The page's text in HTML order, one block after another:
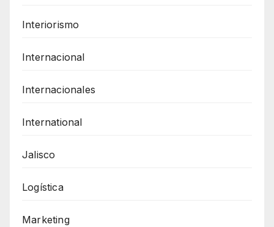
Interiorismo
Internacional
Internacionales
International
Jalisco
Logística
Marketing